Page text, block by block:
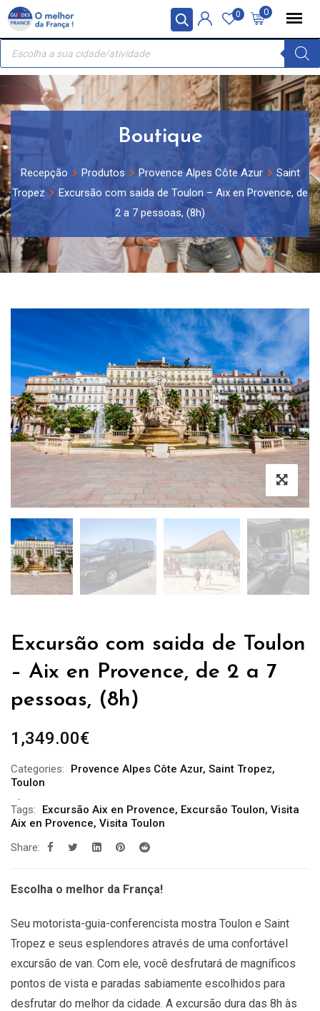
Painel de Gerenciamento de Cookies
Skip
content
0
0
Recherche
produits
Boutique
Recepção Produtos Provence Alpes Côte Azur
Saint
Tropez
Excursão com saida de Toulon – Aix en Provence, de
2 a 7 pessoas, (8h)
Excursão com saida de Toulon
– Aix en Provence, de 2 a 7
pessoas, (8h)
1,349.00€
Categories: Provence Alpes Côte Azur, Saint Tropez,
Toulon
Tags: Excursão Aix en Provence, Excursão Toulon, Visita
Aix en Provence, Visita Toulon
Share:
Escolha o melhor da França!
Seu motorista-guia-conferencista mostra Toulon e Saint
Tropez e seus esplendores através de uma confortável
excursão de van. Com ele, você desfrutará de magníficos
pontos de vista e paradas sabiamente escolhidos para
desfrutar do melhor da cidade. A excursão dura das 8h às